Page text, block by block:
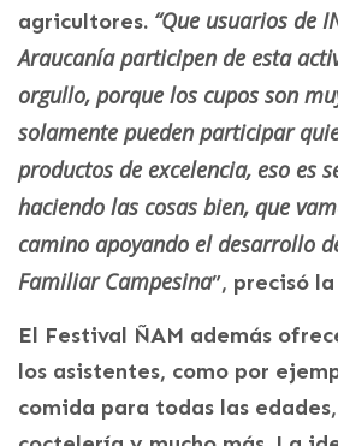
agricultores. “Que usuarios de
Araucanía participen de esta
orgullo, porque los cupos son
solamente pueden participar
productos de excelencia, eso es
haciendo las cosas bien, que
camino apoyando el desarrollo
Familiar Campesina”, precisó
El Festival ÑAM además
los asistentes, como por
comida para todas las